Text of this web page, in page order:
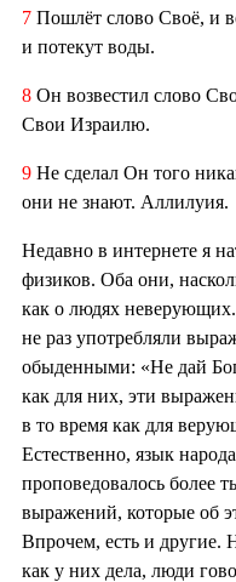
7 Пошлёт слово Своё, и
и потекут воды.
8 Он возвестил слово
Свои Израилю.
9 Не сделал Он того
они не знают. Аллилуия.
Недавно в интернете я
физиков. Оба они,
как о людях
не раз употребляли
обыденными: «Не дай
как для них, эти
в то время как для
Естественно, язык
проповедовалось более
выражений, которые об
Впрочем, есть и другие.
как у них дела, люди